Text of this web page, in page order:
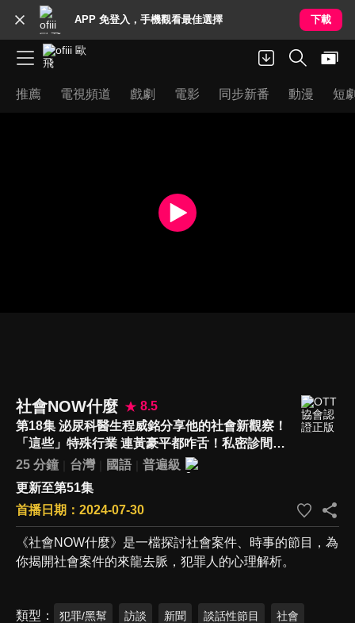
APP 免登入，手機觀看最佳選擇 下載
推薦 電視頻道 戲劇 電影 同步新番 動漫 短
社會NOW什麼
8.5
第18集 泌尿科醫生程威銘分享他的社會新觀察！
「這些」特殊行業 連黃豪平都咋舌！私密診間裡
不能說的秘密 難以想像的真實故事 來看診間異
語！
25 分鐘 台灣 國語
普遍級
更新至第51集
首播日期：2024-07-30
《社會NOW什麼》是一檔探討社會案件、時事的節目，為
你揭開社會案件的來龍去脈，犯罪人的心理解析。
類型 犯罪/黑幫 訪談 新聞 談話性節目 社會